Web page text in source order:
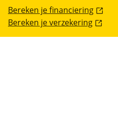
Bereken je financiering
Bereken je verzekering